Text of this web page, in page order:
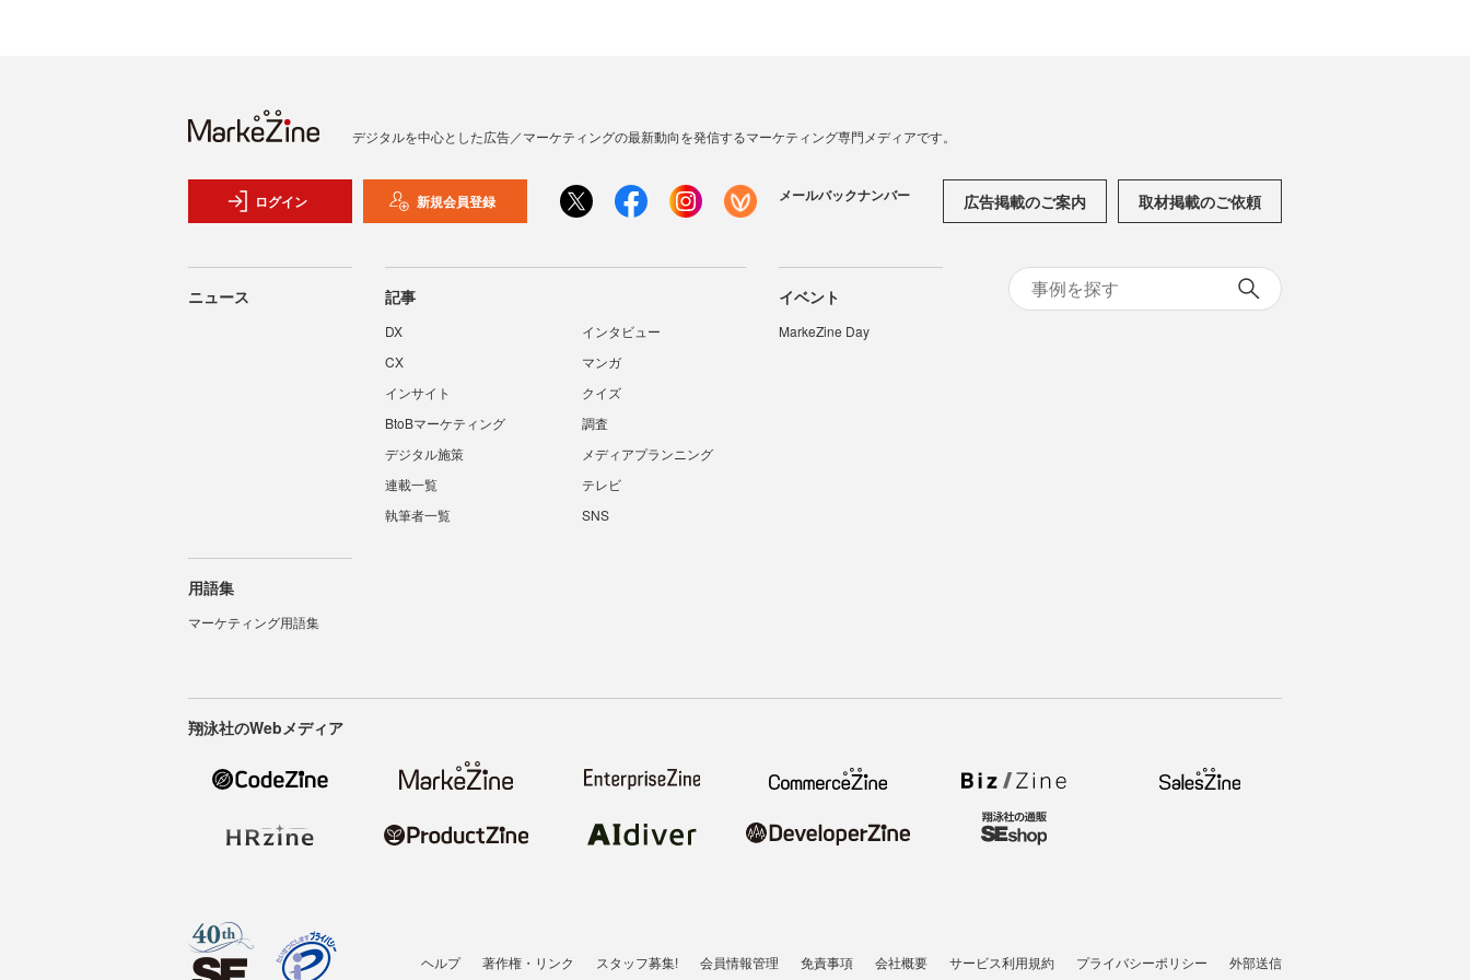
デジタルを中心とした広告／マーケティングの最新動向を発信するマーケティング専門メディアです。
ログイン 新規会員登録 メールバックナンバー 広告掲載のご案内 取材掲載のご依頼
ニュース 記事
DX
インタビュー
CX
マンガ
インサイト
クイズ
BtoBマーケティング
調査
デジタル施策
メディアプランニング
連載一覧
テレビ
執筆者一覧
SNS
イベント
MarkeZine Day
用語集
マーケティング用語集
翔泳社のWebメディア
ヘルプ 著作権・リンク スタッフ募集! 会員情報管理 免責事項 会社概要 サービス利用規約 プライバシーポリシー 外部送信